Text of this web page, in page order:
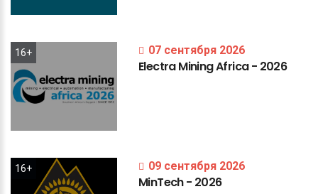
16+ 07 сентября 2026
ElectraMiningAfrica- 2026
16+ 09 сентября 2026
MinTech- 2026